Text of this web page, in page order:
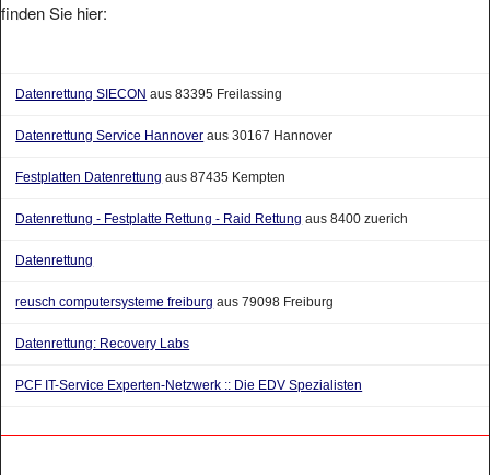
finden Sie hier:
Datenrettung SIECON aus 83395 Freilassing
Datenrettung Service Hannover aus 30167 Hannover
Festplatten Datenrettung aus 87435 Kempten
Datenrettung - Festplatte Rettung - Raid Rettung aus 8400 zuerich
Datenrettung
reusch computersysteme freiburg aus 79098 Freiburg
Datenrettung: Recovery Labs
PCF IT-Service Experten-Netzwerk :: Die EDV Spezialisten